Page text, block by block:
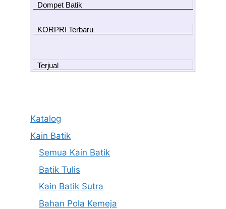
Dompet Batik
KORPRI Terbaru
Terjual
Katalog
Kain Batik
Semua Kain Batik
Batik Tulis
Kain Batik Sutra
Bahan Pola Kemeja